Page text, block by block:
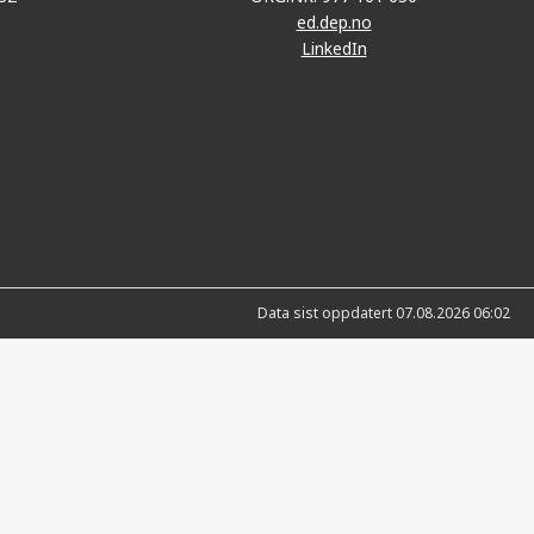
ed.dep.no
LinkedIn
Data sist oppdatert 07.08.2026 06:02